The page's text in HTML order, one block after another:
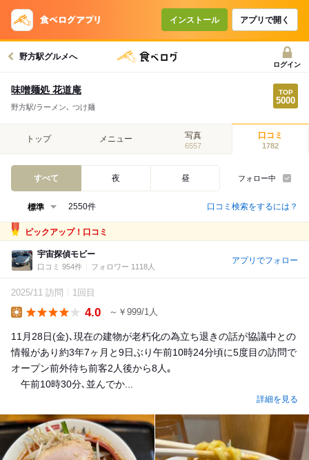
インストール アプリで開く
野方駅グルメへ
ログイン
味噌麺処 花道庵
野方駅/ラーメン､ つけ麺
トップ メニュー 写真
6557
口コミ
1782
すべて 夜 昼 フォロー中
2550件 口コミ検索をするには？
ピックアップ！口コミ
宇宙探偵モビー
口コミ 954件 フォロワー 1118人
アプリでフォロー
2025/11 訪問 1回目
4.0 ～￥999/1人
11月28日(金)､現在の建物が老朽化の為立ち退きの話が協議中との
情報があり約3年7ヶ月と9日ぶり午前10時24分頃に5度目の訪問で
オープン前外待ち前客2人後から8人｡
午前10時30分､並んでか...
詳細を見る